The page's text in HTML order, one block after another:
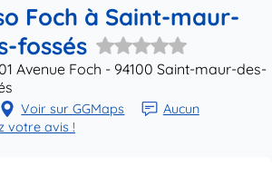
Foch à Saint-maur-
fossés
Avenue Foch - 94100 Saint-maur-des-
Voir sur GGMaps
Aucun
votre avis !